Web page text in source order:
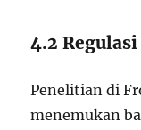
4.2
Penelitian di
menemukan